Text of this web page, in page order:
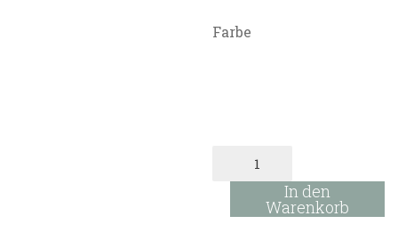
Farbe
Wandlampe-
versch.
Menge
In den
Warenkorb